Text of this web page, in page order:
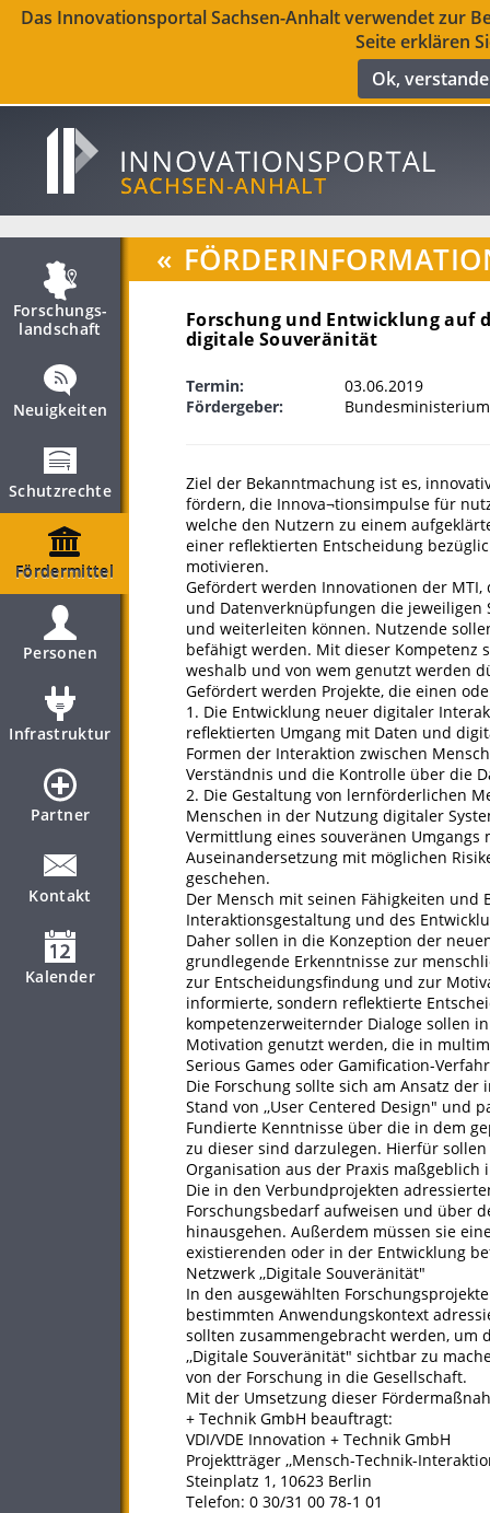
Das Innovationsportal Sachsen-Anhalt verwendet zur
Seite erklären
Ok,
Forschungs­
landschaft
Neuigkeiten
Schutzrechte
Fördermittel
Personen
Infrastruktur
Partner
Kontakt
Kalender
«
Forschung und Entwicklung auf
digitale Souveränität
Termin:
03.06.2019
Fördergeber:
Ziel der Bekanntmachung ist es,
fördern, die Innova¬tionsimpulse für
welche den Nutzern zu einem
einer reflektierten Entscheidung
motivieren.
Gefördert werden Innovationen der
und Datenverknüpfungen die
und weiterleiten können. Nutzende
befähigt werden. Mit dieser Kompetenz
weshalb und von wem genutzt werden
Gefördert werden Projekte, die einen
1. Die Entwicklung neuer digitaler
reflektierten Umgang mit Daten und
Formen der Interaktion zwischen
Verständnis und die Kontrolle über die
2. Die Gestaltung von lernförderlichen
Menschen in der Nutzung digitaler
Vermittlung eines souveränen
Auseinandersetzung mit möglichen
geschehen.
Der Mensch mit seinen Fähigkeiten
Interaktionsgestaltung und des
Daher sollen in die Konzeption der
grundlegende Erkenntnisse zur
zur Entscheidungsfindung und zur
informierte, sondern reflektierte
kompetenzerweiternder Dialoge sollen
Motivation genutzt werden, die in
Serious Games oder Gamification-
Die Forschung sollte sich am Ansatz
Stand von ,,User Centered Design" und
Fundierte Kenntnisse über die in dem
zu dieser sind darzulegen. Hierfür
Organisation aus der Praxis
Die in den Verbundprojekten
Forschungsbedarf aufweisen und über
hinausgehen. Außerdem müssen sie
existierenden oder in der Entwicklung
Netzwerk ,,Digitale Souveränität"
In den ausgewählten
bestimmten Anwendungskontext
sollten zusammengebracht werden, um
,,Digitale Souveränität" sichtbar zu
von der Forschung in die Gesellschaft.
Mit der Umsetzung dieser
+ Technik GmbH beauftragt:
VDI/VDE Innovation + Technik GmbH
Projektträger ,,Mensch-Technik-
Steinplatz 1, 10623 Berlin
Telefon: 0 30/31 00 78-1 01